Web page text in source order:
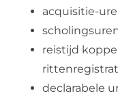
acquisitie-
reistijd
declarabele